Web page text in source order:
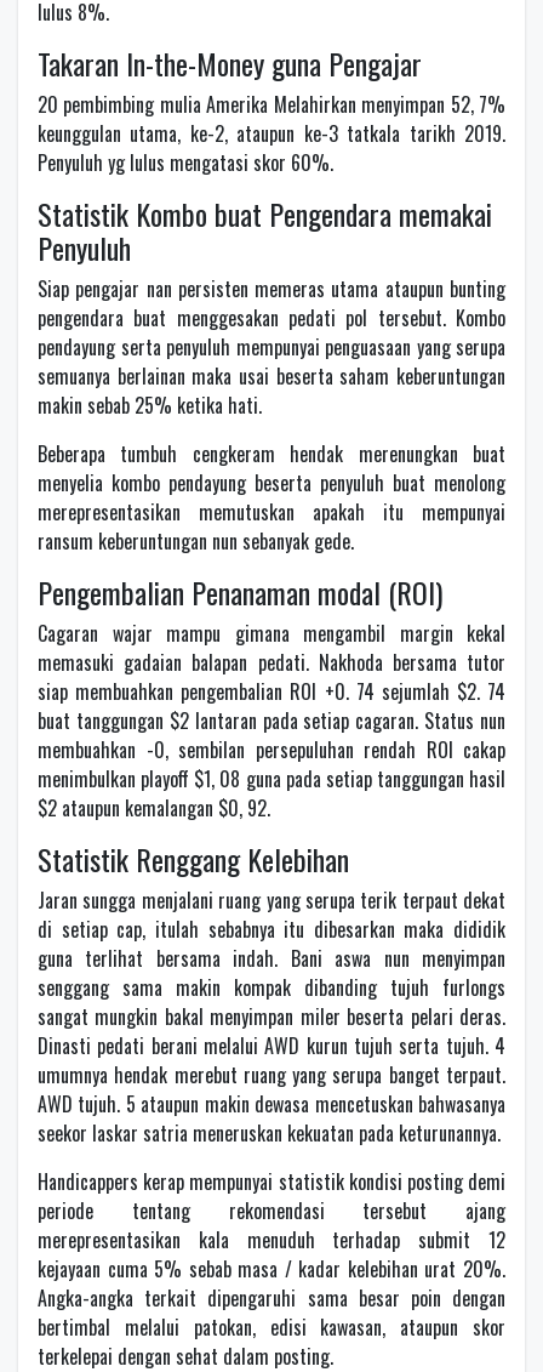
lulus 8%.
Takaran In-the-Money guna Pengajar
20 pembimbing mulia Amerika Melahirkan menyimpan 52, 7%
keunggulan utama, ke-2, ataupun ke-3 tatkala tarikh 2019.
Penyuluh yg lulus mengatasi skor 60%.
Statistik Kombo buat Pengendara memakai
Penyuluh
Siap pengajar nan persisten memeras utama ataupun bunting
pengendara buat menggesakan pedati pol tersebut. Kombo
pendayung serta penyuluh mempunyai penguasaan yang serupa
semuanya berlainan maka usai beserta saham keberuntungan
makin sebab 25% ketika hati.
Beberapa tumbuh cengkeram hendak merenungkan buat
menyelia kombo pendayung beserta penyuluh buat menolong
merepresentasikan memutuskan apakah itu mempunyai
ransum keberuntungan nun sebanyak gede.
Pengembalian Penanaman modal (ROI)
Cagaran wajar mampu gimana mengambil margin kekal
memasuki gadaian balapan pedati. Nakhoda bersama tutor
siap membuahkan pengembalian ROI +0. 74 sejumlah $2. 74
buat tanggungan $2 lantaran pada setiap cagaran. Status nun
membuahkan -0, sembilan persepuluhan rendah ROI cakap
menimbulkan playoff $1, 08 guna pada setiap tanggungan hasil
$2 ataupun kemalangan $0, 92.
Statistik Renggang Kelebihan
Jaran sungga menjalani ruang yang serupa terik terpaut dekat
di setiap cap, itulah sebabnya itu dibesarkan maka dididik
guna terlihat bersama indah. Bani aswa nun menyimpan
senggang sama makin kompak dibanding tujuh furlongs
sangat mungkin bakal menyimpan miler beserta pelari deras.
Dinasti pedati berani melalui AWD kurun tujuh serta tujuh. 4
umumnya hendak merebut ruang yang serupa banget terpaut.
AWD tujuh. 5 ataupun makin dewasa mencetuskan bahwasanya
seekor laskar satria meneruskan kekuatan pada keturunannya.
Handicappers kerap mempunyai statistik kondisi posting demi
periode tentang rekomendasi tersebut ajang
merepresentasikan kala menuduh terhadap submit 12
kejayaan cuma 5% sebab masa / kadar kelebihan urat 20%.
Angka-angka terkait dipengaruhi sama besar poin dengan
bertimbal melalui patokan, edisi kawasan, ataupun skor
terkelepai dengan sehat dalam posting.